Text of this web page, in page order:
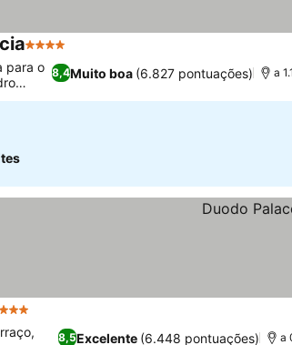
4 Estrelas
8,4Muito boa (6.827 pontuações)
para o
a
8,5Excelente (6.448 pontuações) a